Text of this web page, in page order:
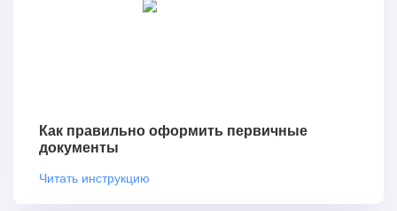
Как правильно оформить первичные
документы
Читать инструкцию